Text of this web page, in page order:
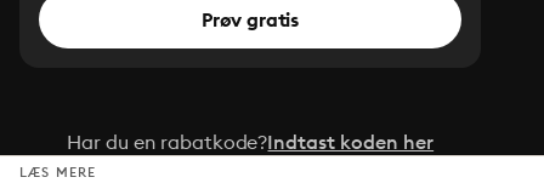
Prøv gratis
Har du en rabatkode?Indtast koden her
LÆS MERE